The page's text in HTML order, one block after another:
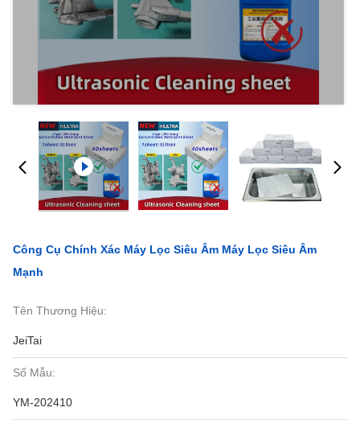
Công Cụ Chính Xác Máy Lọc Siêu Âm Máy Lọc Siêu Âm
Mạnh
Tên Thương Hiệu:
JeiTai
Số Mẫu:
YM-202410